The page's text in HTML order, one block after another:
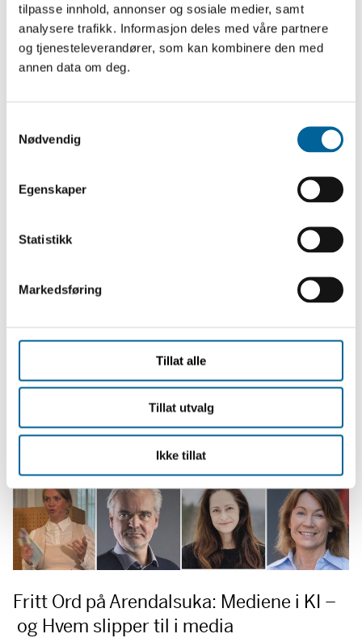
tilpasse innhold, annonser og sosiale medier, samt
analysere trafikk. Informasjon deles med våre partnere
og tjenesteleverandører, som kan kombinere den med
annen data om deg.
Nødvendig
Egenskaper
Statistikk
Markedsføring
Tillat alle
Tillat utvalg
Ikke tillat
Abonner på Fritt Ords nyhetsbrev
og priser og invitasjoner til våre arrangementer.
Nyheter
Se alle
Fritt Ord på Arendalsuka: Mediene i KI –
og Hvem slipper til i media